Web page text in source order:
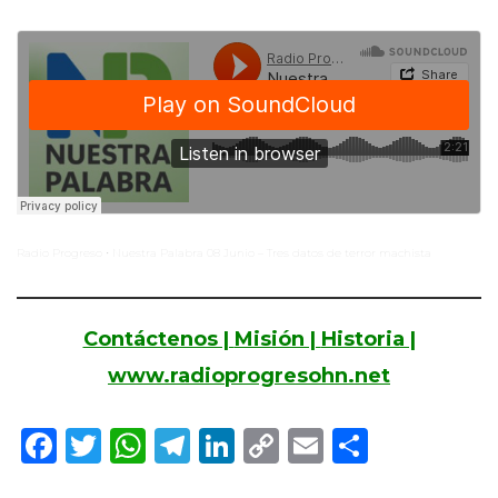
·
Contáctenos | Misión | Historia |
www.radioprogresohn.net
Facebook
Twitter
WhatsApp
Telegram
LinkedIn
CopyEmail